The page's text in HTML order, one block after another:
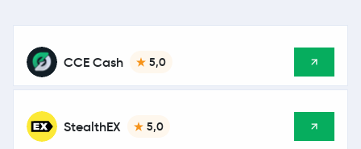
CCE Cash 5,0
StealthEX 5,0